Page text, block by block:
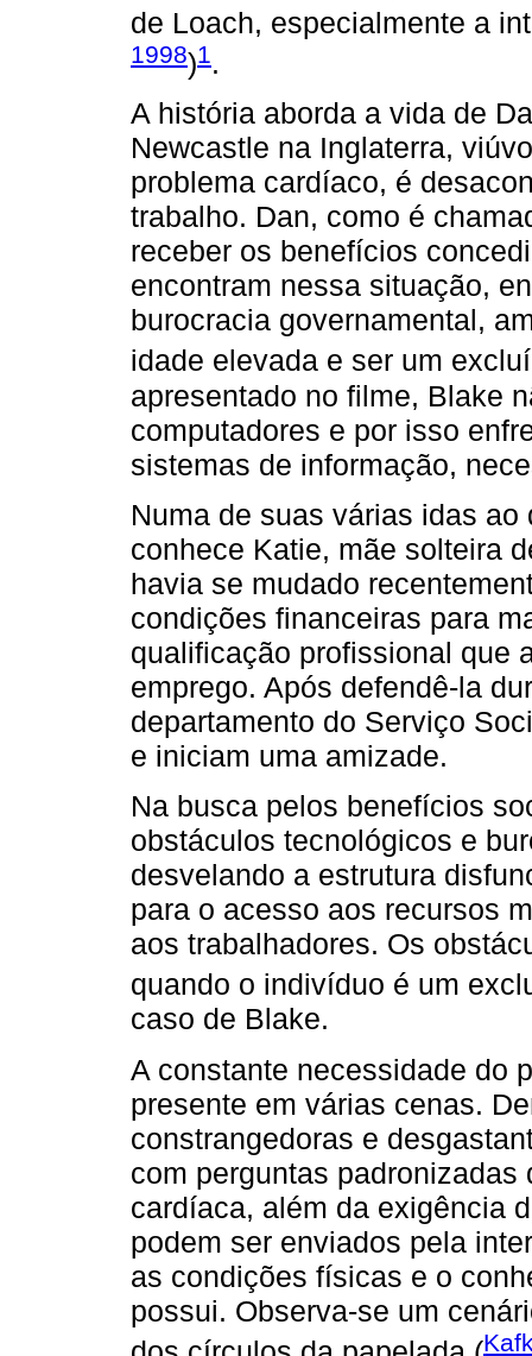
de Loach, especialmente a
1998)1.
A história aborda a vida de
Newcastle na Inglaterra,
problema cardíaco, é
trabalho. Dan, como é
receber os benefícios
encontram nessa situação,
burocracia governamental,
idade elevada e ser um
apresentado no filme, Blake
computadores e por isso
sistemas de informação,
Numa de suas várias idas
conhece Katie, mãe solteira
havia se mudado
condições financeiras para
qualificação profissional que
emprego. Após defendê-la
departamento do Serviço
e iniciam uma amizade.
Na busca pelos benefícios
obstáculos tecnológicos e
desvelando a estrutura
para o acesso aos recursos
aos trabalhadores. Os
quando o indivíduo é um
caso de Blake.
A constante necessidade do
presente em várias cenas.
constrangedoras e
com perguntas
cardíaca, além da exigência
podem ser enviados pela
as condições físicas e o
possui. Observa-se um